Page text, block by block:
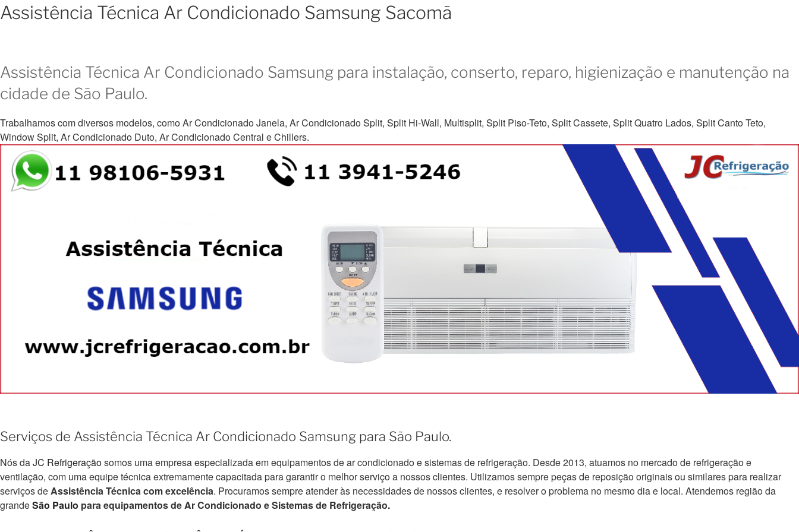
Assistência Técnica Ar Condicionado Samsung Sacomã
Assistência Técnica Ar Condicionado Samsung para instalação, conserto, reparo, higienização e manutenção na
cidade de São Paulo.
Trabalhamos com diversos modelos, como Ar Condicionado Janela, Ar Condicionado Split, Split Hi-Wall, Multisplit, Split Piso-Teto, Split Cassete, Split Quatro Lados, Split Canto Teto,
Window Split, Ar Condicionado Duto, Ar Condicionado Central e Chillers.
Serviços de Assistência Técnica Ar Condicionado Samsung para São Paulo.
Nós daJC Refrigeraçãosomos uma empresa especializada em equipamentos de ar condicionado e sistemas de refrigeração. Desde 2013, atuamos no mercado de refrigeração e
ventilação, com uma equipe técnica extremamente capacitada para garantir o melhor serviço a nossos clientes. Utilizamos sempre peças de reposição originais ou similares para realizar
serviços de Assistência Técnica com excelência. Procuramos sempre atender às necessidades de nossos clientes, e resolver o problema no mesmo dia e local. Atendemos região da
grandeSão Paulo para equipamentos de Ar Condicionado e Sistemas de Refrigeração.